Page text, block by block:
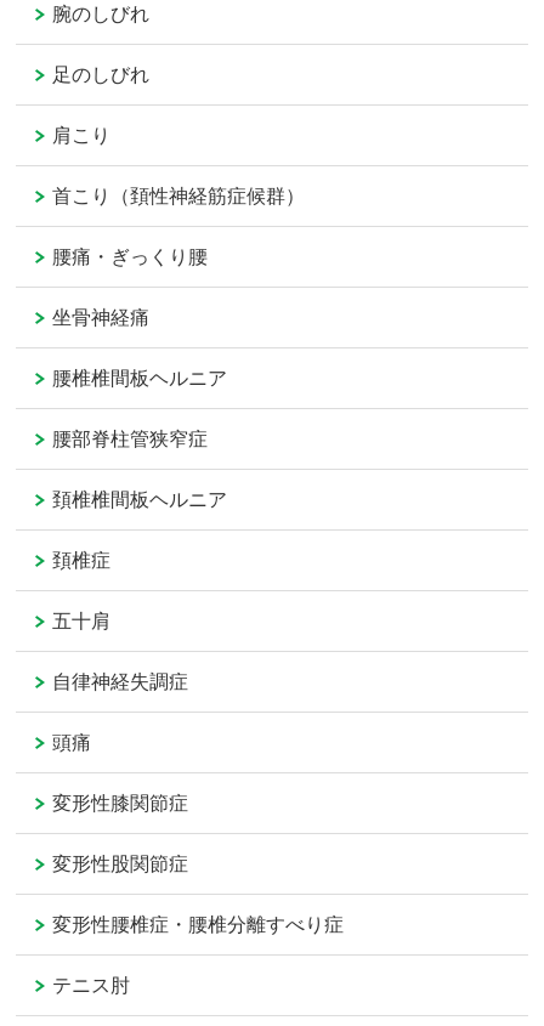
腕のしびれ
足のしびれ
肩こり
首こり（頚性神経筋症候群）
腰痛・ぎっくり腰
坐骨神経痛
腰椎椎間板ヘルニア
腰部脊柱管狭窄症
頚椎椎間板ヘルニア
頚椎症
五十肩
自律神経失調症
頭痛
変形性膝関節症
変形性股関節症
変形性腰椎症・腰椎分離すべり症
テニス肘